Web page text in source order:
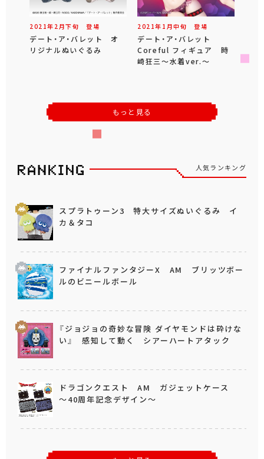
2021年 2 月下旬 登場
デート・ア・バレット オ
リジナルぬいぐるみ
2021年 1 月中旬 登場
デート・ア・バレット
Coreful フィギュア 時
崎狂三～水着ver.～
もっと見る
人気ランキング
スプラトゥーン3 特大サイズぬいぐるみ イ
カ＆タコ
ファイナルファンタジーX AM ブリッツボー
ルのビニールボール
『ジョジョの奇妙な冒険 ダイヤモンドは砕けな
い』 感知して動く シアーハートアタック
ドラゴンクエスト AM ガジェットケース
～40周年記念デザイン～